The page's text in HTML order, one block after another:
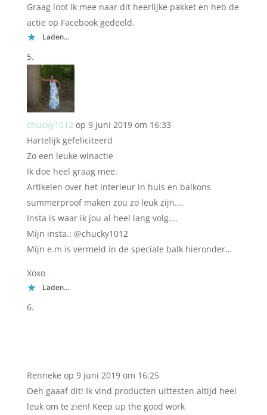
Graag loot ik mee naar dit heerlijke pakket en heb de
actie op Facebook gedeeld.
Laden...
chucky1012 op 9 juni 2019 om 16:33
Hartelijk gefeliciteerd
Zo een leuke winactie
Ik doe heel graag mee.
Artikelen over het interieur in huis en balkons
summerproof maken zou zo leuk zijn….
Insta is waar ik jou al heel lang volg….
Mijn insta.: @chucky1012
Mijn e.m is vermeld in de speciale balk hieronder…
Xoxo
Laden...
Renneke op 9 juni 2019 om 16:25
Oeh gaaaf dit! Ik vind producten uittesten altijd heel
leuk om te zien! Keep up the good work